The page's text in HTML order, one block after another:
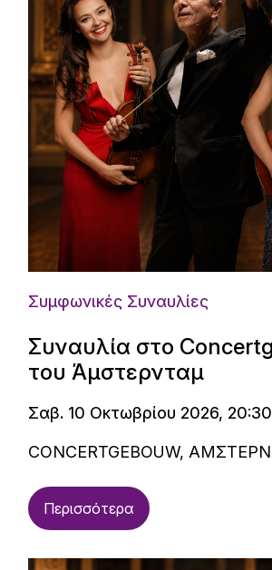
Συμφωνικές Συναυλίες
Συναυλία στο
του Άμστερνταμ
Σαβ. 10 Οκτωβρίου 2026, 20:30
CONCERTGEBOUW,
Περισσότερα